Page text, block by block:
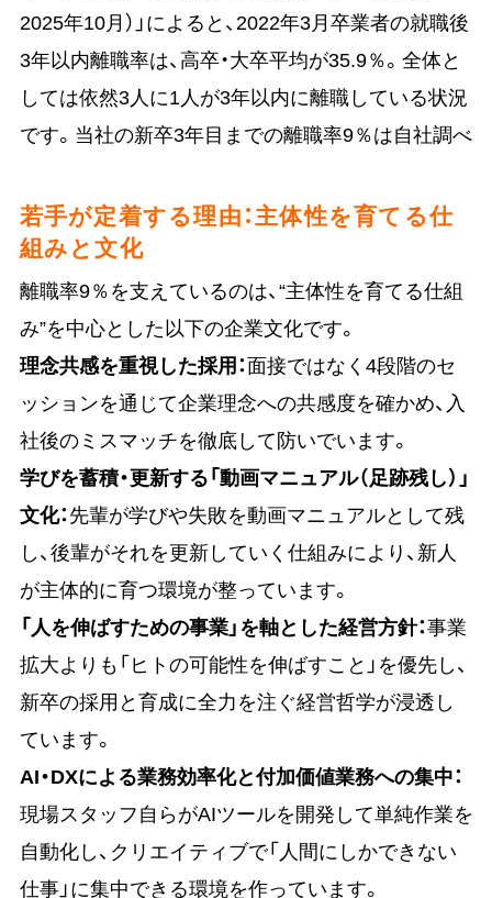
2025年10月）」によると、2022年3月卒業者の就職後
3年以内離職率は、高卒・大卒平均が35.9％。全体と
しては依然3人に1人が3年以内に離職している状況
です。当社の新卒3年目までの離職率9％は自社調べ
若手が定着する理由：主体性を育てる仕
組みと文化
離職率9％を支えているのは、“主体性を育てる仕組
み”を中心とした以下の企業文化です。
理念共感を重視した採用：面接ではなく4段階のセ
ッションを通じて企業理念への共感度を確かめ、入
社後のミスマッチを徹底して防いでいます。
学びを蓄積・更新する「動画マニュアル（足跡残し）」
文化：先輩が学びや失敗を動画マニュアルとして残
し、後輩がそれを更新していく仕組みにより、新人
が主体的に育つ環境が整っています。
「人を伸ばすための事業」を軸とした経営方針：事業
拡大よりも「ヒトの可能性を伸ばすこと」を優先し、
新卒の採用と育成に全力を注ぐ経営哲学が浸透し
ています。
AI・DXによる業務効率化と付加価値業務への集中：
現場スタッフ自らがAIツールを開発して単純作業を
自動化し、クリエイティブで「人間にしかできない
仕事」に集中できる環境を作っています。